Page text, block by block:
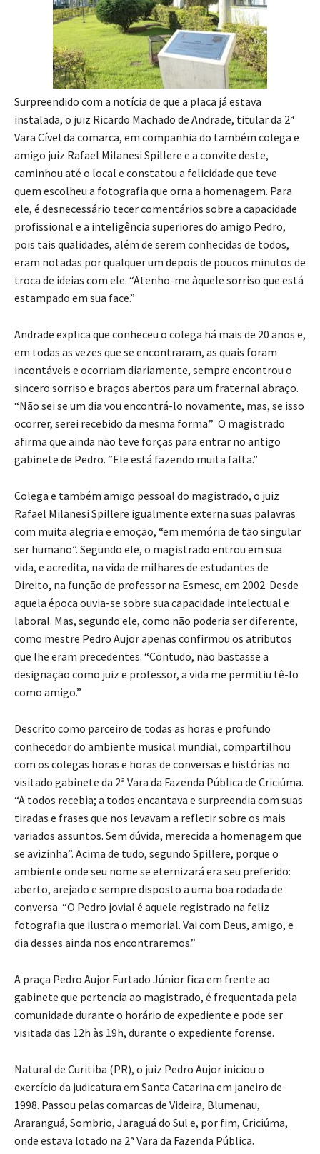
Surpreendido com a notícia de que a placa já estava
instalada, o juiz Ricardo Machado de Andrade, titular da 2ª
Vara Cível da comarca, em companhia do também colega e
amigo juiz Rafael Milanesi Spillere e a convite deste,
caminhou até o local e constatou a felicidade que teve
quem escolheu a fotografia que orna a homenagem. Para
ele, é desnecessário tecer comentários sobre a capacidade
profissional e a inteligência superiores do amigo Pedro,
pois tais qualidades, além de serem conhecidas de todos,
eram notadas por qualquer um depois de poucos minutos de
troca de ideias com ele. “Atenho-me àquele sorriso que está
estampado em sua face.”
Andrade explica que conheceu o colega há mais de 20 anos e,
em todas as vezes que se encontraram, as quais foram
incontáveis e ocorriam diariamente, sempre encontrou o
sincero sorriso e braços abertos para um fraternal abraço.
“Não sei se um dia vou encontrá-lo novamente, mas, se isso
ocorrer, serei recebido da mesma forma.” O magistrado
afirma que ainda não teve forças para entrar no antigo
gabinete de Pedro. “Ele está fazendo muita falta.”
Colega e também amigo pessoal do magistrado, o juiz
Rafael Milanesi Spillere igualmente externa suas palavras
com muita alegria e emoção, “em memória de tão singular
ser humano”. Segundo ele, o magistrado entrou em sua
vida, e acredita, na vida de milhares de estudantes de
Direito, na função de professor na Esmesc, em 2002. Desde
aquela época ouvia-se sobre sua capacidade intelectual e
laboral. Mas, segundo ele, como não poderia ser diferente,
como mestre Pedro Aujor apenas confirmou os atributos
que lhe eram precedentes. “Contudo, não bastasse a
designação como juiz e professor, a vida me permitiu tê-lo
como amigo.”
Descrito como parceiro de todas as horas e profundo
conhecedor do ambiente musical mundial, compartilhou
com os colegas horas e horas de conversas e histórias no
visitado gabinete da 2ª Vara da Fazenda Pública de Criciúma.
“A todos recebia; a todos encantava e surpreendia com suas
tiradas e frases que nos levavam a refletir sobre os mais
variados assuntos. Sem dúvida, merecida a homenagem que
se avizinha”. Acima de tudo, segundo Spillere, porque o
ambiente onde seu nome se eternizará era seu preferido:
aberto, arejado e sempre disposto a uma boa rodada de
conversa. “O Pedro jovial é aquele registrado na feliz
fotografia que ilustra o memorial. Vai com Deus, amigo, e
dia desses ainda nos encontraremos.”
A praça Pedro Aujor Furtado Júnior fica em frente ao
gabinete que pertencia ao magistrado, é frequentada pela
comunidade durante o horário de expediente e pode ser
visitada das 12h às 19h, durante o expediente forense.
​Natural de Curitiba (PR), o juiz Pedro Aujor iniciou o
exercício da judicatura em Santa Catarina em janeiro de
1998. Passou pelas comarcas de Videira, Blumenau,
Araranguá, Sombrio, Jaraguá do Sul e, por fim, Criciúma,
onde estava lotado na 2ª Vara da Fazenda Pública.